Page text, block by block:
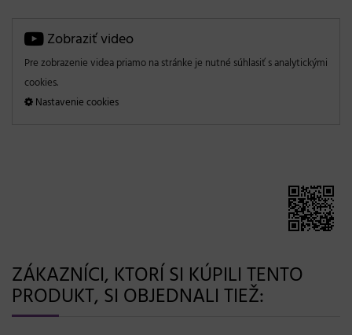
Zobraziť video
Pre zobrazenie videa priamo na stránke je nutné súhlasiť s analytickými
cookies.
Nastavenie cookies
ZÁKAZNÍCI, KTORÍ SI KÚPILI TENTO
PRODUKT, SI OBJEDNALI TIEŽ: